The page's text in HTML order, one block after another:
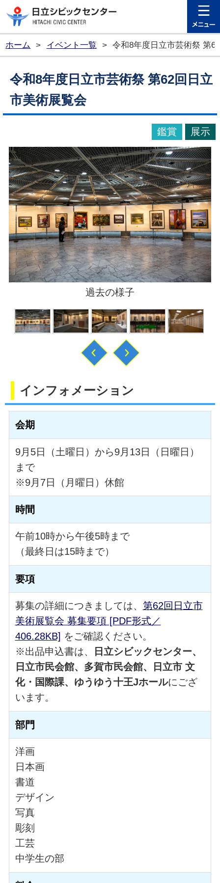
日立シビ
ホーム > イベント一覧 > 令和8年度日立市芸術祭 第
令和8年度日立市芸術祭 第62回日立
市美術展覧会
鑑賞 展示
過去の様子
過去の様子
過去の様子
過去の様子
過去の様子
過去の様子
インフォメーション
会期
9月5日（土曜日）から9月13日（日曜日）
まで
※9月7日（月曜日）休館
時間
午前10時から午後5時まで
（最終日は15時まで）
要項
募集の詳細につきましては、 第62回日立市
美術展覧会 募集要項 [PDF形式／
406.28KB] をご確認ください。
※出品申込書は、
日立シビックセンター、
日立市民会館、多賀市民会館、日立市 文
化・国際課、ゆうゆう十王Jホールにござ
います。
部門
洋画
日本画
書道
デザイン
写真
彫刻
工芸
中学生の部